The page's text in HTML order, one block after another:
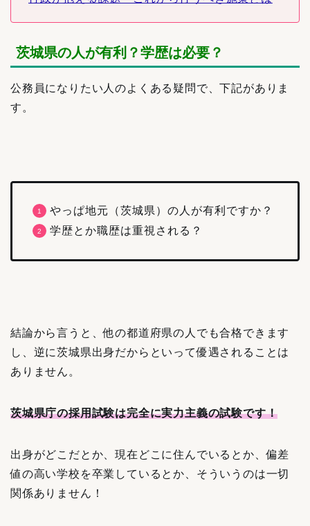
茨城県の人が有利？学歴は必要？
公務員になりたい人のよくある疑問で、下記がありま
す。
やっぱ地元（茨城県）の人が有利ですか？
学歴とか職歴は重視される？
結論から言うと、他の都道府県の人でも合格できます
し、逆に茨城県出身だからといって優遇されることは
ありません。
茨城県庁の採用試験は完全に実力主義の試験です！
出身がどこだとか、現在どこに住んでいるとか、偏差
値の高い学校を卒業しているとか、そういうのは一切
関係ありません！